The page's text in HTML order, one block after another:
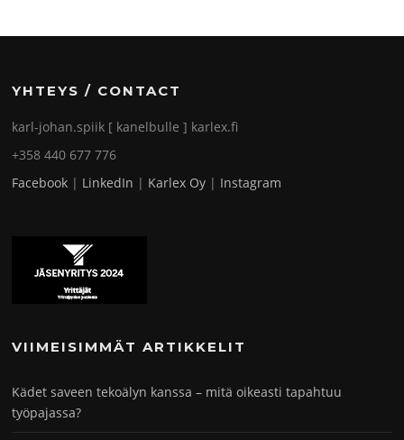
YHTEYS / CONTACT
karl-johan.spiik [ kanelbulle ] karlex.fi
+358 440 677 776
Facebook | LinkedIn | Karlex Oy | Instagram
VIIMEISIMMÄT ARTIKKELIT
Kädet saveen tekoälyn kanssa – mitä oikeasti tapahtuu
työpajassa?